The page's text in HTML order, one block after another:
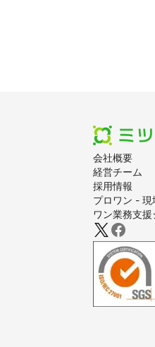
会社概要
経営チーム
採用情報
プロワン - 現
ワン業務支援